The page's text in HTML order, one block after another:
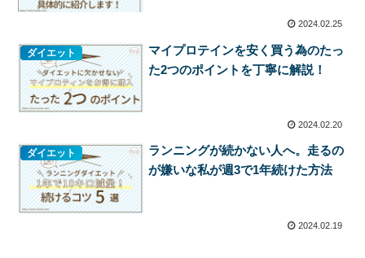
2024.02.25
ダイエット
マイプロテインを安く買う為のたっ
た2つのポイントを丁寧に解説！
2024.02.20
ダイエット
ランニングが続かない人へ。走るの
が嫌いな私が週3で1年続けた方法
2024.02.19